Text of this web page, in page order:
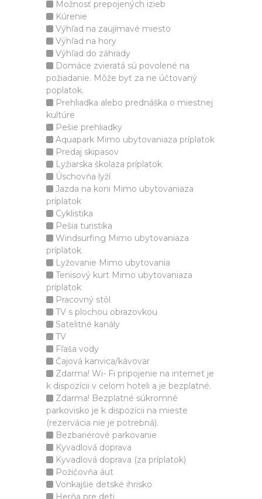
Možnosť prepojených izieb
Kúrenie
Výhľad na zaujímavé miesto
Výhľad na hory
Výhľad do záhrady
Domáce zvieratá sú povolené na
požiadanie. Môže byť za ne účtovaný
poplatok.
Prehliadka alebo prednáška o miestnej
kultúre
Pešie prehliadky
Aquapark Mimo ubytovaniaza príplatok
Predaj skipasov
Lyžiarska školaza príplatok
Úschovňa lyží
Jazda na koni Mimo ubytovaniaza
príplatok
Cyklistika
Pešia turistika
Windsurfing Mimo ubytovaniaza
príplatok
Lyžovanie Mimo ubytovania
Tenisový kurt Mimo ubytovaniaza
príplatok
Pracovný stôl
TV s plochou obrazovkou
Satelitné kanály
TV
Fľaša vody
Čajová kanvica/kávovar
Zdarma! Wi- Fi pripojenie na internet je
k dispozícii v celom hoteli a je bezplatné.
Zdarma! Bezplatné súkromné
parkovisko je k dispozícii na mieste
(rezervácia nie je potrebná).
Bezbariérové parkovanie
Kyvadlová doprava
Kyvadlová doprava (za príplatok)
Požičovňa áut
Vonkajšie detské ihrisko
Herňa pre deti